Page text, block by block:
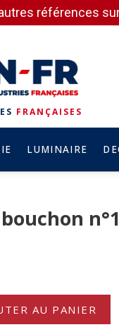
références
FRANÇAISES
LUMINAIRE
AU PANIER